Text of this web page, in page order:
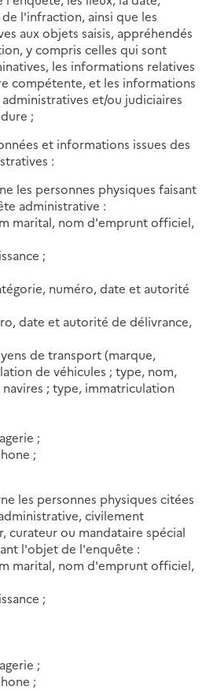
l'infraction, ainsi que les
aux objets saisis, appréhendés
y compris celles qui sont
les informations relatives
compétente, et les informations
et/ou judiciaires
;
et informations issues des
:
les personnes physiques faisant
administrative :
marital, nom d'emprunt officiel,
;
numéro, date et autorité
date et autorité de délivrance,
de transport (marque,
de véhicules ; type, nom,
; type, immatriculation
;
;
les personnes physiques citées
civilement
curateur ou mandataire spécial
l'objet de l'enquête :
marital, nom d'emprunt officiel,
;
;
;